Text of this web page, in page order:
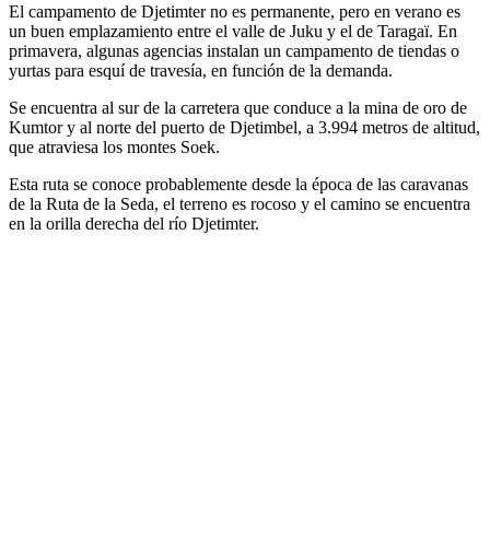
El campamento de Djetimter no es permanente, pero en verano es
un buen emplazamiento entre el valle de Juku y el de Taragaï. En
primavera, algunas agencias instalan un campamento de tiendas o
yurtas para esquí de travesía, en función de la demanda.
Se encuentra al sur de la carretera que conduce a la mina de oro de
Kumtor y al norte del puerto de Djetimbel, a 3.994 metros de altitud,
que atraviesa los montes Soek.
Esta ruta se conoce probablemente desde la época de las caravanas
de la Ruta de la Seda, el terreno es rocoso y el camino se encuentra
en la orilla derecha del río Djetimter.